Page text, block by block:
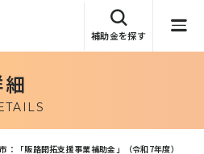
補助金を探す
：「販路開拓支援事業補助金」（令和7年度）